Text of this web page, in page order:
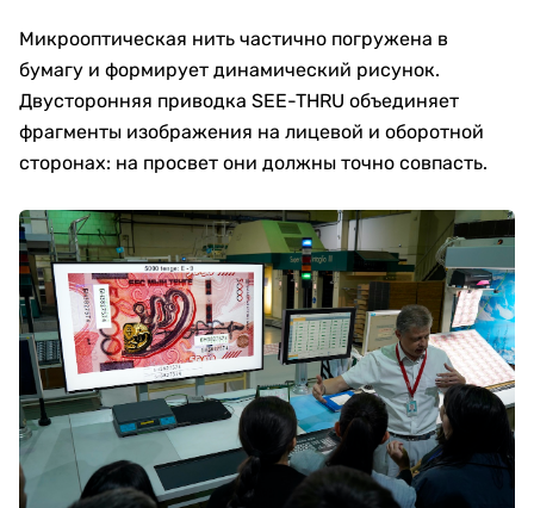
Микрооптическая нить частично погружена в
бумагу и формирует динамический рисунок.
Двусторонняя приводка SEE-THRU объединяет
фрагменты изображения на лицевой и оборотной
сторонах: на просвет они должны точно совпасть.